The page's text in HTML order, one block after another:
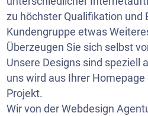
zu höchster Qualifikation und
Kundengruppe etwas
Überzeugen Sie sich selbst
Unsere Designs sind speziell
uns wird aus Ihrer
Projekt.
Wir von der Webdesign